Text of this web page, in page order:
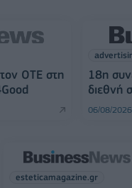
ΟΤΕ στη
18η
διεθνή
06/08/
esteticamagazine.gr